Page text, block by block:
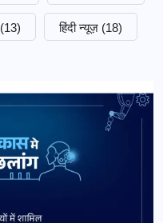
(13) हिंदी न्यूज़ (18)